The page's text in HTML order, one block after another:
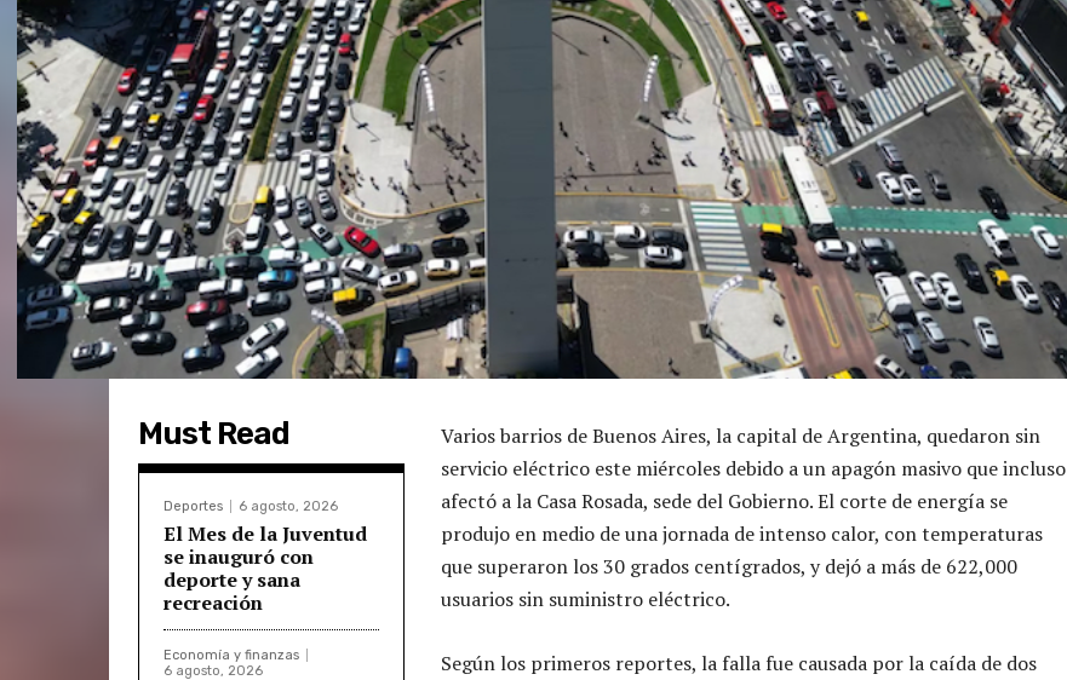
Must Read
Deportes 6 agosto, 2026
El Mes de la Juventud
se inauguró con
deporte y sana
recreación
Economía y finanzas
6 agosto, 2026
Varios barrios de Buenos Aires, la capital de Argentina, quedaron sin
servicio eléctrico este miércoles debido a un apagón masivo que incluso
afectó a la Casa Rosada, sede del Gobierno. El corte de energía se
produjo en medio de una jornada de intenso calor, con temperaturas
que superaron los 30 grados centígrados, y dejó a más de 622,000
usuarios sin suministro eléctrico.
Según los primeros reportes, la falla fue causada por la caída de dos